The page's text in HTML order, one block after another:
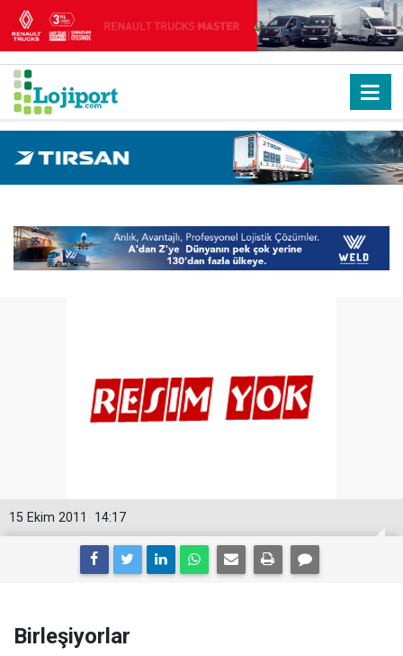
14:17
15 Ekim 2011
Birleşiyorlar